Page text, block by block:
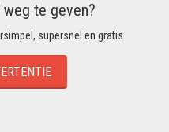
te geven?
supersnel en gratis.